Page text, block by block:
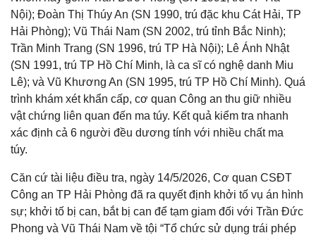
Nội); Đoàn Thị Thúy An (SN 1990, trú đặc khu Cát Hải, TP
Hải Phòng); Vũ Thái Nam (SN 2002, trú tỉnh Bắc Ninh);
Trần Minh Trang (SN 1996, trú TP Hà Nội); Lê Ánh Nhật
(SN 1991, trú TP Hồ Chí Minh, là ca sĩ có nghệ danh Miu
Lê); và Vũ Khương An (SN 1995, trú TP Hồ Chí Minh). Quá
trình khám xét khẩn cấp, cơ quan Công an thu giữ nhiều
vật chứng liên quan đến ma túy. Kết quả kiểm tra nhanh
xác định cả 6 người đều dương tính với nhiều chất ma
túy.
Căn cứ tài liệu điều tra, ngày 14/5/2026, Cơ quan CSĐT
Công an TP Hải Phòng đã ra quyết định khởi tố vụ án hình
sự; khởi tố bị can, bắt bị can để tạm giam đối với Trần Đức
Phong và Vũ Thái Nam về tội “Tổ chức sử dụng trái phép